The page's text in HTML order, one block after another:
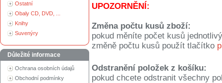
Ostatní
Obaly CD, DVD, ...
Knihy
Suvenýry
Důležité informace
Ochrana osobních údajů
Obchodní podmínky
UPOZORNĚNÍ:
Změna počtu kusů zboží:
pokud měníte počet kusů
změně počtu kusů použít tlačítko
Odstranění položek z košíku:
pokud chcete odstranit všechny